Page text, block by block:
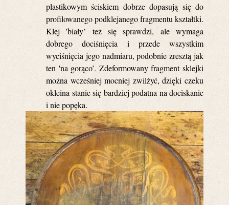
plastikowym ściskiem dobrze dopasują się do
profilowanego podklejanego fragmentu kształtki.
Klej 'biały’ też się sprawdzi, ale wymaga
dobrego dociśnięcia i przede wszystkim
wyciśnięcia jego nadmiaru, podobnie zresztą jak
ten 'na gorąco’. Zdeformowany fragment sklejki
można wcześniej mocniej zwilżyć, dzięki czeku
okleina stanie się bardziej podatna na dociskanie
i nie popęka.